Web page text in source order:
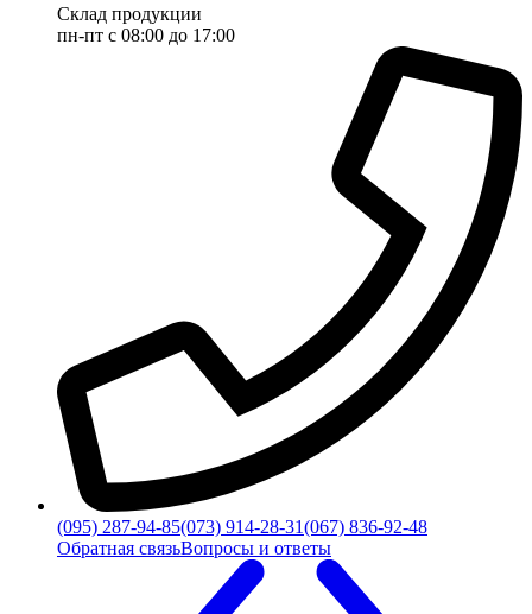
Склад продукции
пн-пт с 08:00 до 17:00
(095) 287-94-85(073) 914-28-31(067) 836-92-48
Обратная связьВопросы и ответы